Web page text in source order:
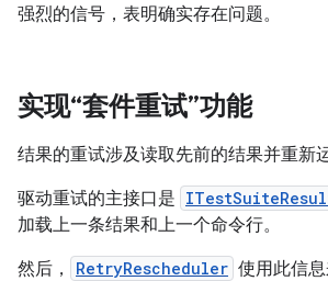
强烈的信号，表明确实存在问题。
实现“套件重试”功能
结果的重试涉及读取先前的结果并重新
驱动重试的主接口是
加载上一条结果和上一个命令行。
然后，
RetryRescheduler 使用此信